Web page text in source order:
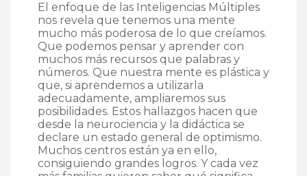
El enfoque de las Inteligencias Múltiples
nos revela que tenemos una mente
mucho más poderosa de lo que creíamos.
Que podemos pensar y aprender con
muchos más recursos que palabras y
números. Que nuestra mente es plástica y
que, si aprendemos a utilizarla
adecuadamente, ampliaremos sus
posibilidades. Estos hallazgos hacen que
desde la neurociencia y la didáctica se
declare un estado general de optimismo.
Muchos centros están ya en ello,
consiguiendo grandes logros. Y cada vez